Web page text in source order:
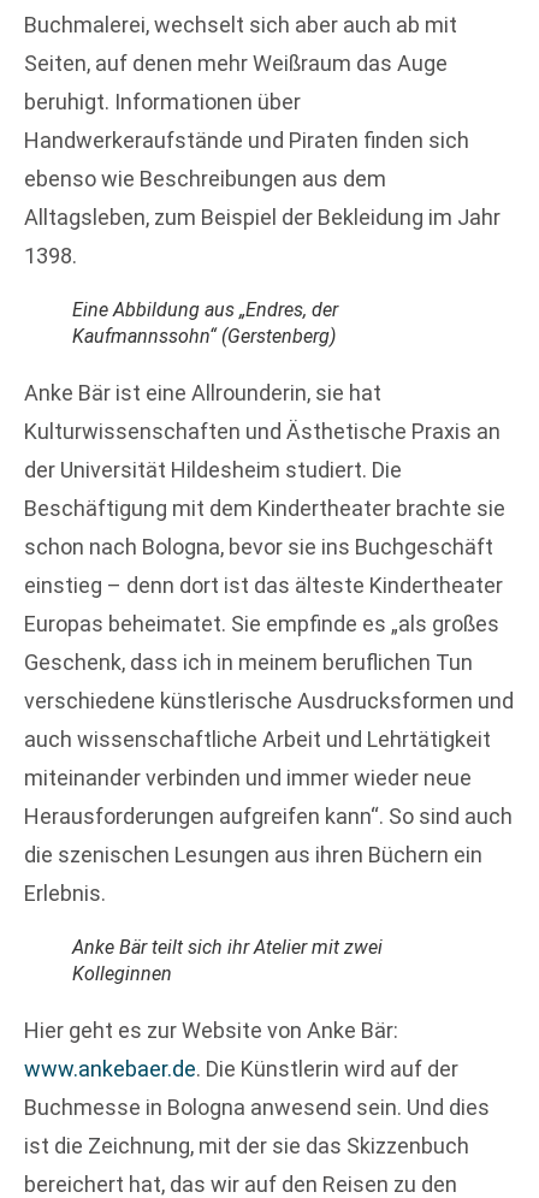
Buchmalerei, wechselt sich aber auch ab mit
Seiten, auf denen mehr Weißraum das Auge
beruhigt. Informationen über
Handwerkeraufstände und Piraten finden sich
ebenso wie Beschreibungen aus dem
Alltagsleben, zum Beispiel der Bekleidung im Jahr
1398.
Eine Abbildung aus „Endres, der
Kaufmannssohn“ (Gerstenberg)
Anke Bär ist eine Allrounderin, sie hat
Kulturwissenschaften und Ästhetische Praxis an
der Universität Hildesheim studiert. Die
Beschäftigung mit dem Kindertheater brachte sie
schon nach Bologna, bevor sie ins Buchgeschäft
einstieg – denn dort ist das älteste Kindertheater
Europas beheimatet. Sie empfinde es „als großes
Geschenk, dass ich in meinem beruflichen Tun
verschiedene künstlerische Ausdrucksformen und
auch wissenschaftliche Arbeit und Lehrtätigkeit
miteinander verbinden und immer wieder neue
Herausforderungen aufgreifen kann“. So sind auch
die szenischen Lesungen aus ihren Büchern ein
Erlebnis.
Anke Bär teilt sich ihr Atelier mit zwei
Kolleginnen
Hier geht es zur Website von Anke Bär:
www.ankebaer.de. Die Künstlerin wird auf der
Buchmesse in Bologna anwesend sein. Und dies
ist die Zeichnung, mit der sie das Skizzenbuch
bereichert hat, das wir auf den Reisen zu den